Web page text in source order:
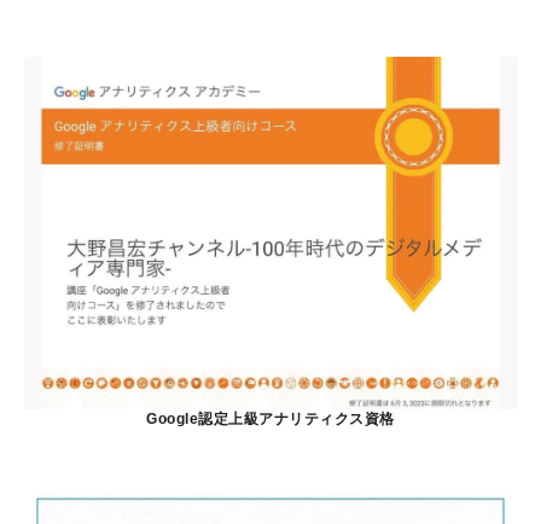
Google認定上級アナリティクス資格